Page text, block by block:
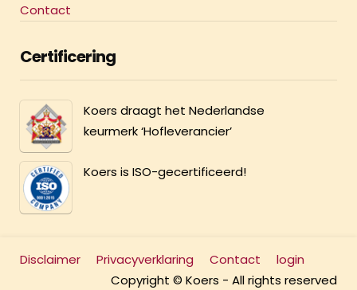
Contact
Certificering
Koers draagt het Nederlandse
keurmerk ‘Hofleverancier’
Koers is ISO-gecertificeerd!
Disclaimer Privacyverklaring Contact
login
Copyright © Koers - All rights reserved